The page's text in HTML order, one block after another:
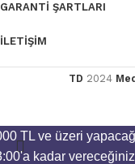
GARANTI ŞARTLARI
İLETIŞIM
TD 2024
TL ve üzeri
kadar